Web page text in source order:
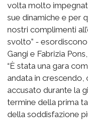
volta molto
sue dinamiche e per
nostri complimenti
svolto” -
Gangi e Fabrizia
“È stata una gara
andata in
accusato durante la
termine della prima
della soddisfazione